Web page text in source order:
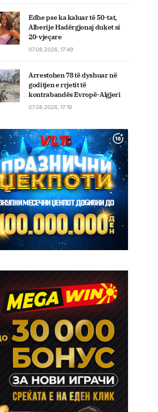
Edhe pse ka kaluar të 50-tat,
Alberije Hadërgjonaj duket si
20-vjeçare
07.08.2026, 17:49
Arrestohen 78 të dyshuar në
goditjen e rrjetit të
kontrabandës Evropë-Algjeri
07.08.2026, 17:19